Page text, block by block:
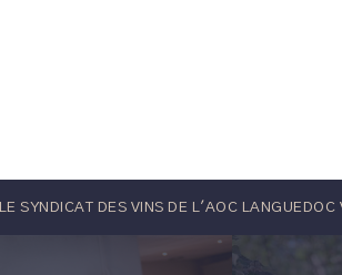
LE SYNDICAT DES VINS DE L'AOC